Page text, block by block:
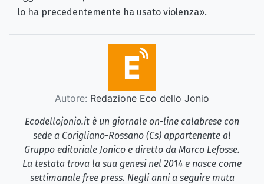
lo ha precedentemente ha usato violenza».
Autore: Redazione Eco dello Jonio
Ecodellojonio.it è un giornale on-line calabrese con
sede a Corigliano-Rossano (Cs) appartenente al
Gruppo editoriale Jonico e diretto da Marco Lefosse.
La testata trova la sua genesi nel 2014 e nasce come
settimanale free press. Negli anni a seguire muta